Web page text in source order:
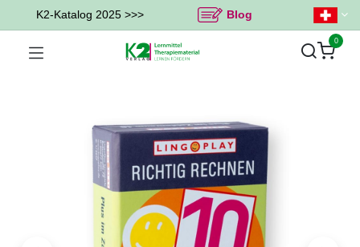
K2-Katalog 2025 >>> Blog
0